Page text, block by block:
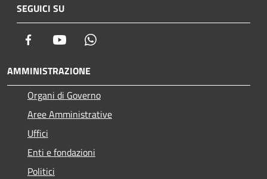
SEGUICI SU
Facebook Youtube
AMMINISTRAZIONE
Organi di Governo
Aree Amministrative
Uffici
Enti e fondazioni
Politici